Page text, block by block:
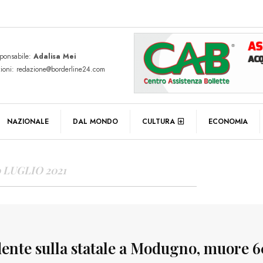
Adalisa Mei
redazione@borderline24.com
NAZIONALE DAL MONDO CULTURA ECONOMIA
ARCHIVES
LUGLIO 2021
sulla statale a Modugno, muore